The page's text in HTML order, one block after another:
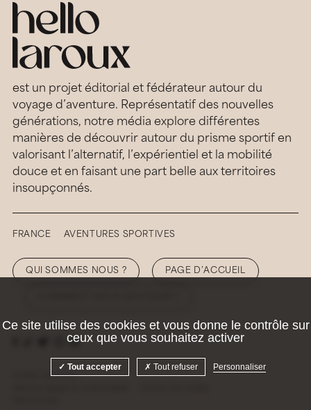
est un projet éditorial et fédérateur autour du
voyage d’aventure. Représentatif des nouvelles
générations, notre média explore différentes
manières de découvrir autour du prisme sportif en
valorisant l’alternatif, l’expérientiel et la mobilité
douce et en faisant une part belle aux territoires
insoupçonnés.
FRANCE AVENTURES SPORTIVES
QUI SOMMES NOUS ? PAGE D’ACCUEIL
© 2026 Hellolaroux
Ce site utilise des cookies et vous donne le contrôle sur
ceux que vous souhaitez activer
Tout accepter Tout refuser Personnaliser